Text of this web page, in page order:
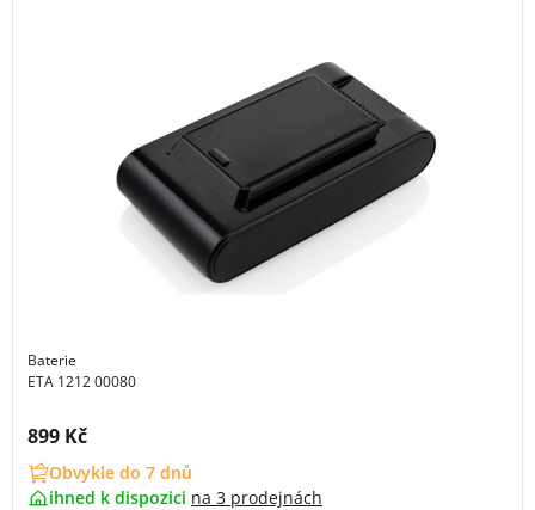
Baterie
ETA 1212 00080
Cena s DPH:
899 Kč
Obvykle do 7 dnů
ihned k dispozici na 3 prodejnách